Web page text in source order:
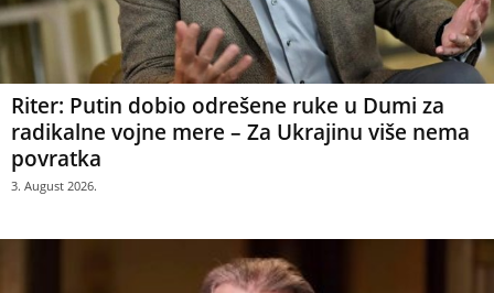
Riter: Putin dobio odrešene ruke u Dumi za
radikalne vojne mere – Za Ukrajinu više nema
povratka
3. August 2026.